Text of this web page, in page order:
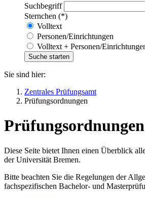
Suchbegriff
Sternchen (*)
Volltext
Personen/Einrichtungen
Volltext + Personen/
Sie sind hier:
Zentrales Prüfungsamt
Prüfungsordnungen
Prüfungsordnungen
Diese Seite bietet Ihnen einen Überblick
der Universität Bremen.
Bitte beachten Sie die Regelungen der
fachspezifischen Bachelor- und